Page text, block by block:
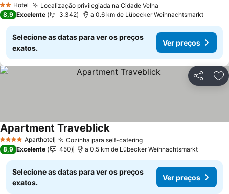
2 Estrelas
Hotel Localização privilegiada na Cidade Velha
8,9 Excelente 3.342 a 0.6 km de Lübecker Weihnachtsmarkt
Selecione as datas para ver os preços
exatos.
Ver preços
Partilhar
4 EstrelasAparthotel Cozinha para self-catering
Apartment Traveblick
8,9 Excelente 450 a 0.5 km de Lübecker Weihnachtsmarkt
Selecione as datas para ver os preços
exatos.
Ver preços